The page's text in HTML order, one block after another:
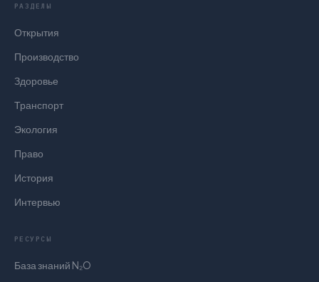
РАЗДЕЛЫ
Открытия
Производство
Здоровье
Транспорт
Экология
Право
История
Интервью
РЕСУРСЫ
База знаний N₂O